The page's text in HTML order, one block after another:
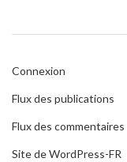
Connexion
Flux des publications
Flux des commentaires
Site de WordPress-FR